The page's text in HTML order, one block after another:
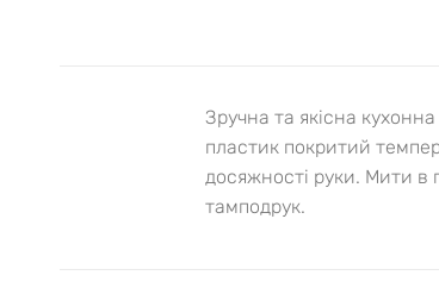
Зручна та якісна
пластик покритий
досяжності руки. Мити в
тамподрук.